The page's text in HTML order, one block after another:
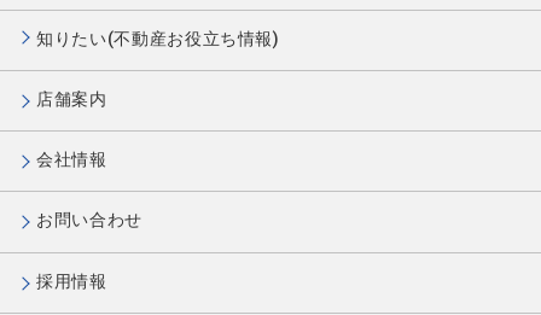
知りたい(不動産お役立ち情報)
店舗案内
会社情報
お問い合わせ
採用情報